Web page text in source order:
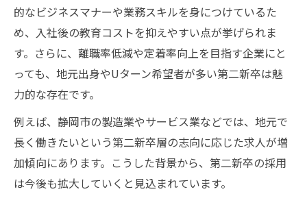
第二新卒 やばいと感じる評判の真相を検証
第二新卒 やめとけという声とその背景
静岡エリアの第二新卒求人の口コミ紹介
静岡市 第二新卒 求人に寄せられる評価とは
安定と成長を叶える第二新卒の働き方術
第二新卒が静岡市で安定を得る方法と工夫
成長を目指す第二新卒のキャリア形成術
第二新卒として選ぶべき働き方のポイント
的なビジネスマナーや業務スキルを身につけているた
め、入社後の教育コストを抑えやすい点が挙げられま
す。さらに、離職率低減や定着率向上を目指す企業にと
っても、地元出身やUターン希望者が多い第二新卒は魅
力的な存在です。
例えば、静岡市の製造業やサービス業などでは、地元で
長く働きたいという第二新卒層の志向に応じた求人が増
加傾向にあります。こうした背景から、第二新卒の採用
は今後も拡大していくと見込まれています。